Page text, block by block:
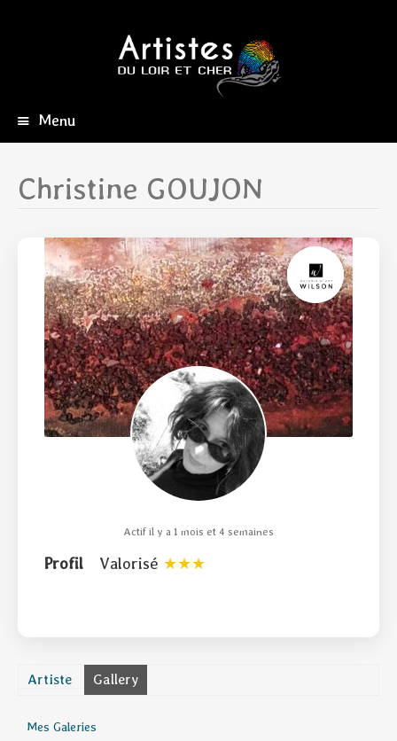
Menu
principal
Christine GOUJON
Actif il y a 1 mois et 4 semaines
Profil Valorisé
Artiste Gallery
Mes Galeries